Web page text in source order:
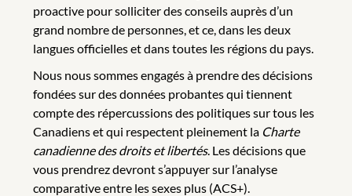
proactive pour solliciter des conseils auprès d’un
grand nombre de personnes, et ce, dans les deux
langues officielles et dans toutes les régions du pays.
Nous nous sommes engagés à prendre des décisions
fondées sur des données probantes qui tiennent
compte des répercussions des politiques sur tous les
Canadiens et qui respectent pleinement la Charte
canadienne des droits et libertés. Les décisions que
vous prendrez devront s’appuyer sur l’analyse
comparative entre les sexes plus (ACS+).